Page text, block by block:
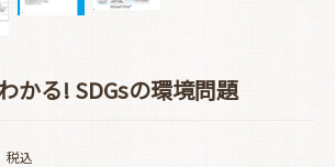
かる! SDGsの環境問題
税込